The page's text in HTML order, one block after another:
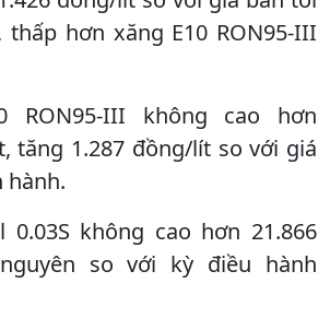
thấp hơn xăng E10 RON95-III
RON95-III không cao hơn
tăng 1.287 đồng/lít so với giá
hành.
0.03S không cao hơn 21.866
so với kỳ điều hành